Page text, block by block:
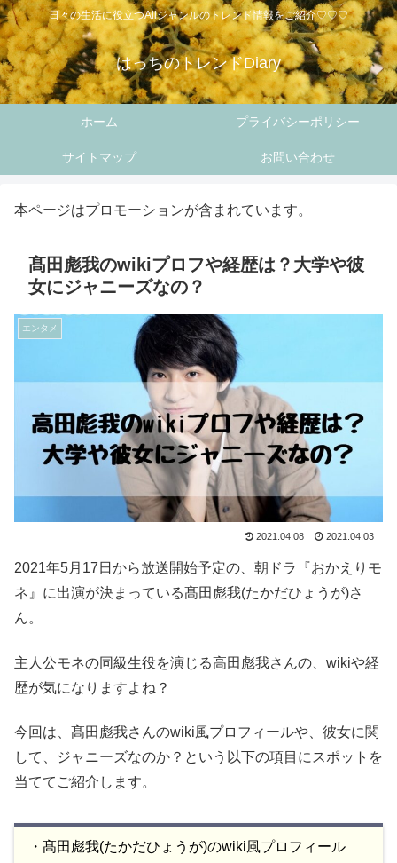
日々の生活に役立つAllジャンルのトレンド情報をご紹介♡♡♡
はっちのトレンドDiary
ホーム プライバシーポリシー
サイトマップ お問い合わせ
本ページはプロモーションが含まれています。
髙田彪我のwikiプロフや経歴は？大学や彼
女にジャニーズなの？
エンタメ
2021.04.08 2021.04.03
2021年5月17日から放送開始予定の、朝ドラ『おかえりモ
ネ』に出演が決まっている髙田彪我(たかだひょうが)さ
ん。
主人公モネの同級生役を演じる高田彪我さんの、wikiや経
歴が気になりますよね？
今回は、髙田彪我さんのwiki風プロフィールや、彼女に関
して、ジャニーズなのか？という以下の項目にスポットを
当ててご紹介します。
・髙田彪我(たかだひょうが)のwiki風プロフィール